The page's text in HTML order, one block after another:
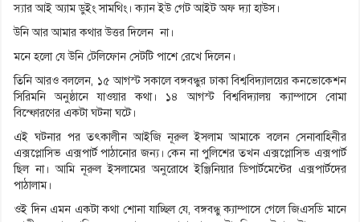
স্যার আই অ্যাম ডুইং সামথিং। ক্যান ইউ গেট আইট অফ দ্যা হাউস।
উনি আর আমার কথার উত্তর দিলেন না।
মনে হলো যে উনি টেলিফোন সেটটি পাশে রেখে দিলেন।
তিনি আরও বললেন, ১৫ আগস্ট সকালে বঙ্গবন্ধুর ঢাকা বিশ্ববিদ্যালয়ের কনভোকেশন
সিরিমনি অনুষ্ঠানে যাওয়ার কথা। ১৪ আগস্ট বিশ্ববিদ্যালয় ক্যাম্পাসে বোমা
বিস্ফোরণের একটা ঘটনা ঘটে।
এই ঘটনার পর তৎকালীন আইজি নূরুল ইসলাম আমাকে বলেন সেনাবাহিনীর
এক্সপ্লোসিভ এক্সপার্ট পাঠানোর জন্য। কেন না পুলিশের তখন এক্সপ্লোসিভ এক্সপার্ট
ছিল না। আমি নূরুল ইসলামের অনুরোধে ইঞ্জিনিয়ার ডিপার্টমেন্টের এক্সপার্টদের
পাঠালাম।
ওই দিন এমন একটা কথা শোনা যাচ্ছিল যে, বঙ্গবন্ধু ক্যাম্পাসে গেলে জিএসডি মানে